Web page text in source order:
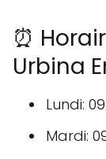
⏰
Urbina
Lundi:
Mardi: